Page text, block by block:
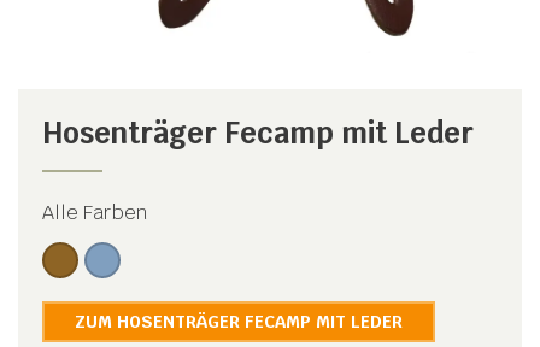
Hosenträger Fecamp mit Leder
Alle Farben
ZUM HOSENTRÄGER FECAMP MIT LEDER